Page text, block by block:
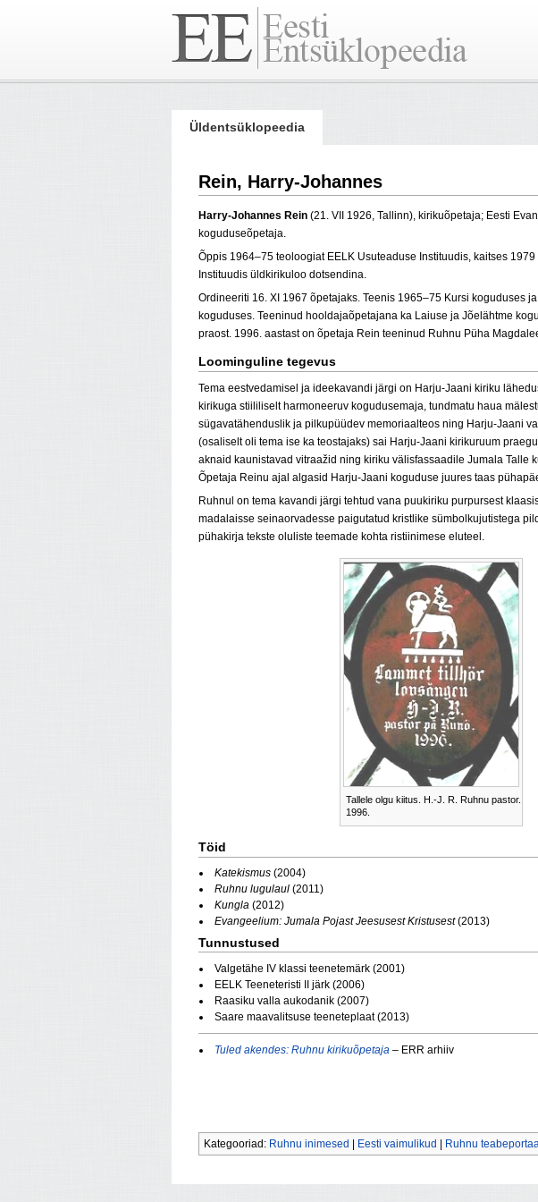
Üldentsüklopeedia
Rein, Harry-Johannes
Harry-Johannes Rein (21. VII 1926, Tallinn), kirikuõpetaja; Eesti
koguduseõpetaja.
Õppis 1964–75 teoloogiat EELK Usuteaduse Instituudis, kaitses 1979
Instituudis üldkirikuloo dotsendina.
Ordineeriti 16. XI 1967 õpetajaks. Teenis 1965–75 Kursi koguduses
koguduses. Teeninud hooldajaõpetajana ka Laiuse ja Jõelähtme
praost. 1996. aastast on õpetaja Rein teeninud Ruhnu Püha
Loominguline tegevus
Tema eestvedamisel ja ideekavandi järgi on Harju-Jaani kiriku
kirikuga stiililiselt harmoneeruv kogudusemaja, tundmatu haua
sügavatähenduslik ja pilkupüüdev memoriaalteos ning Harju-Jaani
(osaliselt oli tema ise ka teostajaks) sai Harju-Jaani kirikuruum
aknaid kaunistavad vitraažid ning kiriku välisfassaadile Jumala
Õpetaja Reinu ajal algasid Harju-Jaani koguduse juures taas
Ruhnul on tema kavandi järgi tehtud vana puukiriku purpursest
madalaisse seinaorvadesse paigutatud kristlike sümbolkujutistega
pühakirja tekste oluliste teemade kohta ristiinimese eluteel.
Tallele olgu kiitus. H.-J. R. Ruhnu pastor.
1996.
Töid
Katekismus (2004)
Ruhnu lugulaul (2011)
Kungla (2012)
Evangeelium: Jumala Pojast Jeesusest Kristusest(2013)
Tunnustused
Valgetähe IV klassi teenetemärk (2001)
EELK Teeneteristi II järk (2006)
Raasiku valla aukodanik (2007)
Saare maavalitsuse teeneteplaat (2013)
Tuled akendes: Ruhnu kirikuõpetaja – ERR arhiiv
Kategooriad: Ruhnu inimesed | Eesti vaimulikud | Ruhnu